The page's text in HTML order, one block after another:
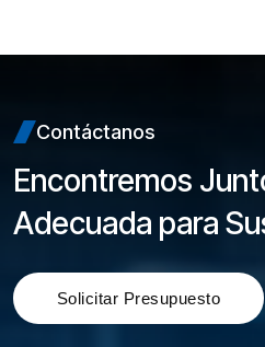
Contáctanos
Encontremos
Adecuada para
Solicitar Presupuesto